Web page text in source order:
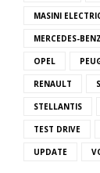
MASINI
MERCEDES-BENZ
OPEL
RENAULT
STELLANTIS
TEST DRIVE
UPDATE